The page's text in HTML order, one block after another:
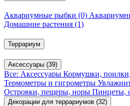
Аквариумные рыбки (0)
Домашние растения (1)
Террариум
Аксессуары (39)
Все: Аксессуары Кормушки,
Термометры и гигрометры
Островки, пещеры, норы Пинцеты,
Декорации для террариумов (32)